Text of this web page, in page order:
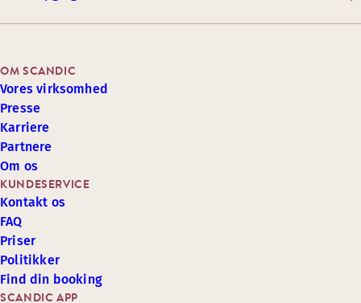
SCANDIC APP
KUNDESERVICE
Kontakt os
FAQ
Priser
Politikker
Find din booking
OM SCANDIC
Vores virksomhed
Presse
Karriere
Partnere
Om os